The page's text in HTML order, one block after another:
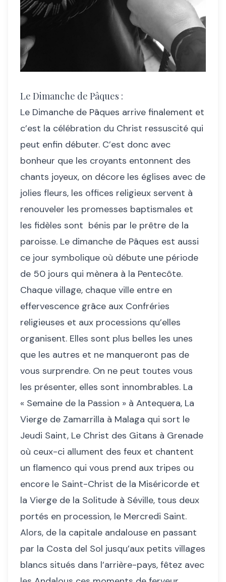
Le Dimanche de Pâques :
Le Dimanche de Pâques arrive finalement et
c’est la célébration du Christ ressuscité qui
peut enfin débuter. C’est donc avec
bonheur que les croyants entonnent des
chants joyeux, on décore les églises avec de
jolies fleurs, les offices religieux servent à
renouveler les promesses baptismales et
les fidèles sont bénis par le prêtre de la
paroisse. Le dimanche de Pâques est aussi
ce jour symbolique où débute une période
de 50 jours qui mènera à la Pentecôte.
Chaque village, chaque ville entre en
effervescence grâce aux Confréries
religieuses et aux processions qu’elles
organisent. Elles sont plus belles les unes
que les autres et ne manqueront pas de
vous surprendre. On ne peut toutes vous
les présenter, elles sont innombrables. La
« Semaine de la Passion » à Antequera, La
Vierge de Zamarrilla à Malaga qui sort le
Jeudi Saint, Le Christ des Gitans à Grenade
où ceux-ci allument des feux et chantent
un flamenco qui vous prend aux tripes ou
encore le Saint-Christ de la Miséricorde et
la Vierge de la Solitude à Séville, tous deux
portés en procession, le Mercredi Saint.
Alors, de la capitale andalouse en passant
par la Costa del Sol jusqu’aux petits villages
blancs situés dans l’arrière-pays, fêtez avec